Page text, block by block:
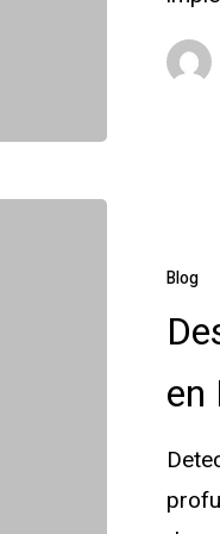
Hacemos
Ibérica?
Blog
en